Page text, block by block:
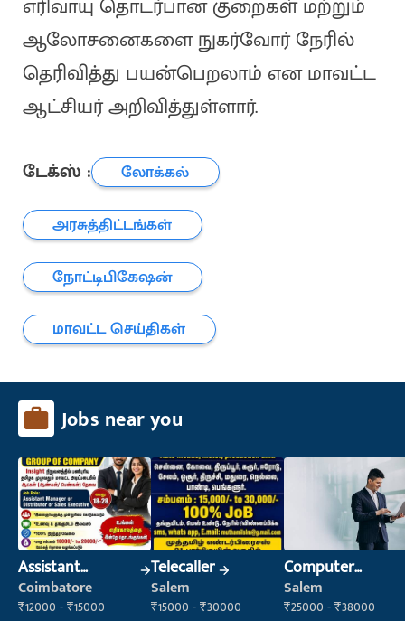
எரிவாயு தொடர்பான குறைகள் மற்றும்
ஆலோசனைகளை நுகர்வோர் நேரில்
தெரிவித்து பயன்பெறலாம் என மாவட்ட
ஆட்சியர் அறிவித்துள்ளார்.
டேக்ஸ் :
லோக்கல்
அரசுத்திட்டங்கள்
நோட்டிபிகேஷன்
மாவட்ட செய்திகள்
Jobs near you
Assistant
Manager
Coimbatore
₹12000 - ₹15000
Telecaller
Salem
₹15000 - ₹30000
Computer
Operator
Salem
₹25000 - ₹38000